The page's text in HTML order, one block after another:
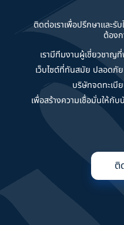
ติดต่อเราเพื่อปรึกษาและรั
ต้อง
เรามีทีมงานผู้เชี่ยวชา
เว็บไซต์ที่ทันสมัย ปลอดภั
บริษัทจดทะเบี
เพื่อสร้างความเชื่อมั่นให้กั
ติ